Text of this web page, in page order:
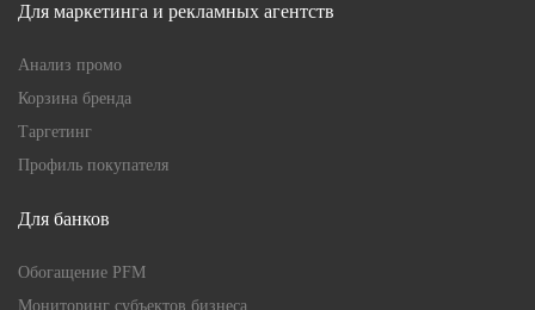
Для маркетинга и рекламных агентств
Анализ промо
Корзина бренда
Таргетинг
Профиль покупателя
Для банков
Обогащение PFM
Мониторинг субъектов бизнеса